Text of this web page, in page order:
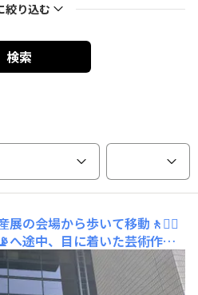
絞り込む
検索
展の会場から歩いて移動🚶🚶‍♀️
へ途中、目に着いた芸術作品